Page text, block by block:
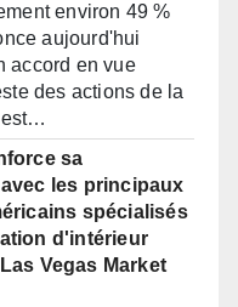
environ 49 %
aujourd'hui
accord en vue
des actions de la
est…
sa
les principaux
spécialisés
d'intérieur
Vegas Market